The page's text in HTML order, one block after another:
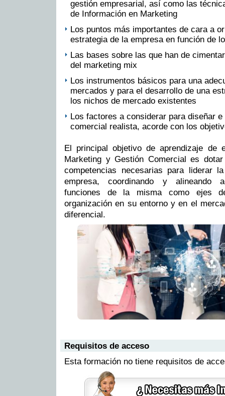
gestión empresarial, así como las
de Información en Marketing
Los puntos más importantes de cara a
estrategia de la empresa en función de
Las bases sobre las que han de
del marketing mix
Los instrumentos básicos para una
mercados y para el desarrollo de una
los nichos de mercado existentes
Los factores a considerar para diseñar
comercial realista, acorde con los
El principal objetivo de aprendizaje de
Marketing y Gestión Comercial es
competencias necesarias para liderar
empresa, coordinando y alineando
funciones de la misma como ejes
organización en su entorno y en el
diferencial.
Requisitos de acceso
Esta formación no tiene requisitos de